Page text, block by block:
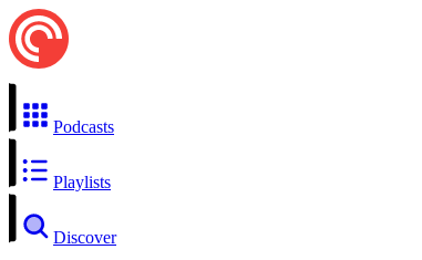
Podcasts
Playlists
Discover